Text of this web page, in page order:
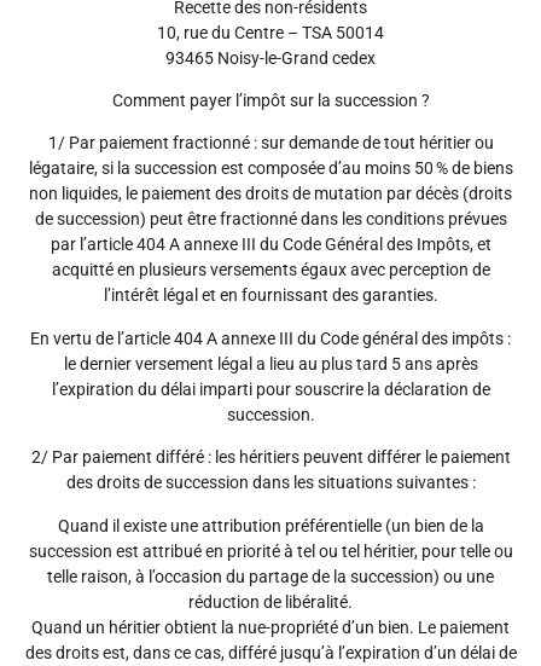
Recette des non-résidents
10, rue du Centre – TSA 50014
93465 Noisy-le-Grand cedex
Comment payer l’impôt sur la succession ?
1/ Par paiement fractionné : sur demande de tout héritier ou
légataire, si la succession est composée d’au moins 50 % de biens
non liquides, le paiement des droits de mutation par décès (droits
de succession) peut être fractionné dans les conditions prévues
par l’article 404 A annexe III du Code Général des Impôts, et
acquitté en plusieurs versements égaux avec perception de
l’intérêt légal et en fournissant des garanties.
En vertu de l’article 404 A annexe III du Code général des impôts :
le dernier versement légal a lieu au plus tard 5 ans après
l’expiration du délai imparti pour souscrire la déclaration de
succession.
2/ Par paiement différé : les héritiers peuvent différer le paiement
des droits de succession dans les situations suivantes :
Quand il existe une attribution préférentielle (un bien de la
succession est attribué en priorité à tel ou tel héritier, pour telle ou
telle raison, à l’occasion du partage de la succession) ou une
réduction de libéralité.
Quand un héritier obtient la nue-propriété d’un bien. Le paiement
des droits est, dans ce cas, différé jusqu’à l’expiration d’un délai de